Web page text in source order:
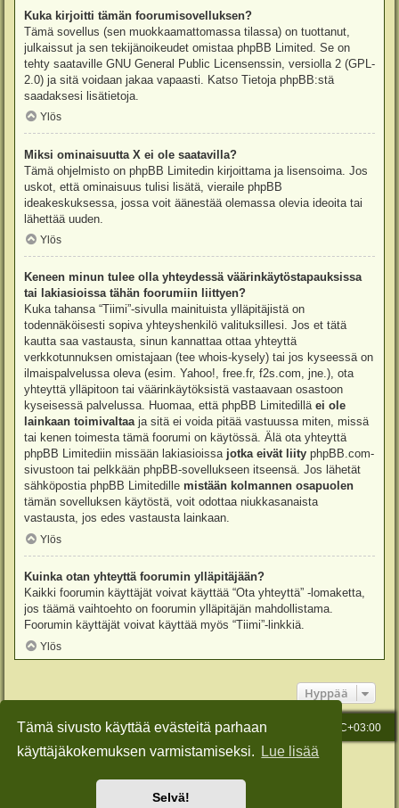
Tämä sivusto käyttää evästeitä parhaan
käyttäjäkokemuksen varmistamiseksi.
Lue lisää
Selvä!
Kuka kirjoitti tämän foorumisovelluksen?
Tämä sovellus (sen muokkaamattomassa tilassa) on tuottanut,
julkaissut ja sen tekijänoikeudet omistaa phpBB Limited . Se on
tehty saataville GNU General Public Licensenssin, versiolla 2 (GPL-
2.0) ja sitä voidaan jakaa vapaasti. Katso Tietoja phpBB:stä
saadaksesi lisätietoja.
Ylös
Miksi ominaisuutta X ei ole saatavilla?
Tämä ohjelmisto on phpBB Limitedin kirjoittama ja lisensoima. Jos
uskot, että ominaisuus tulisi lisätä, vieraile phpBB
ideakeskuksessa , jossa voit äänestää olemassa olevia ideoita tai
lähettää uuden.
Ylös
Keneen minun tulee olla yhteydessä väärinkäytöstapauksissa
tai lakiasioissa tähän foorumiin liittyen?
Kuka tahansa “Tiimi”-sivulla mainituista ylläpitäjistä on
todennäköisesti sopiva yhteyshenkilö valituksillesi. Jos et tätä
kautta saa vastausta, sinun kannattaa ottaa yhteyttä
verkkotunnuksen omistajaan (tee whois-kysely) tai jos kyseessä on
ilmaispalvelussa oleva (esim. Yahoo!, free.fr, f2s.com, jne.), ota
yhteyttä ylläpitoon tai väärinkäytöksistä vastaavaan osastoon
kyseisessä palvelussa. Huomaa, että phpBB Limitedillä ei ole
lainkaan toimivaltaaja sitä ei voida pitää vastuussa miten, missä
tai kenen toimesta tämä foorumi on käytössä. Älä ota yhteyttä
phpBB Limitediin missään lakiasioissa jotka eivät liity phpBB.com-
sivustoon tai pelkkään phpBB-sovellukseen itseensä. Jos lähetät
sähköpostia phpBB Limitedille mistään kolmannen osapuolen
tämän sovelluksen käytöstä, voit odottaa niukkasanaista
vastausta, jos edes vastausta lainkaan.
Ylös
Kuinka otan yhteyttä foorumin ylläpitäjään?
Kaikki foorumin käyttäjät voivat käyttää “Ota yhteyttä” -lomaketta,
jos täämä vaihtoehto on foorumin ylläpitäjän mahdollistama.
Foorumin käyttäjät voivat käyttää myös “Tiimi”-linkkiä.
Ylös
Hyppää
Etusivu Kaikki ajat ovat UTC+03:00
Viesti Ylläpidolle
Keskustelufoorumin ohjelmistophpBB® Forum Software © phpBB Limited